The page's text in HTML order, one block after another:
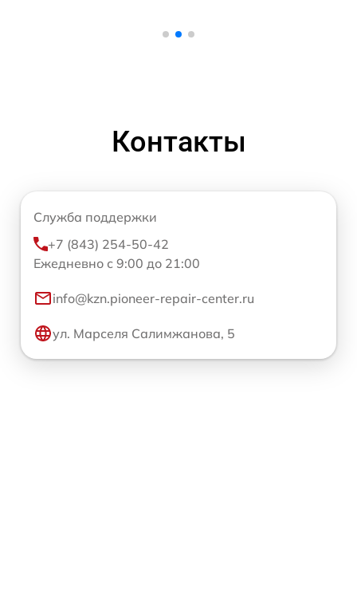
Контакты
Служба поддержки
+7 (843) 254-50-42
Ежедневно с 9:00 до 21:00
info@kzn.pioneer-repair-center.ru
ул. Марселя Салимжанова, 5